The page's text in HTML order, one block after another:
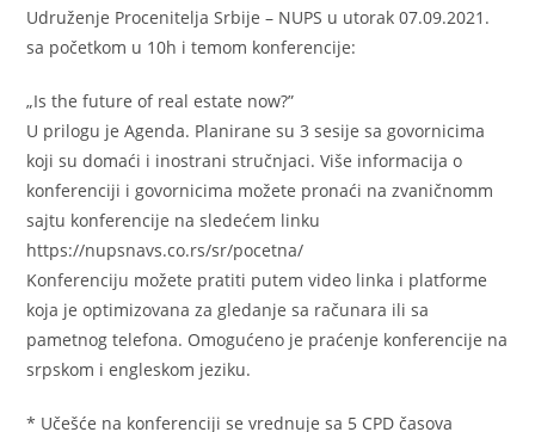
Udruženje Procenitelja Srbije – NUPS u utorak 07.09.2021.
sa početkom u 10h i temom konferencije:
„Is the future of real estate now?”
U prilogu je Agenda. Planirane su 3 sesije sa govornicima
koji su domaći i inostrani stručnjaci. Više informacija o
konferenciji i govornicima možete pronaći na zvaničnomm
sajtu konferencije na sledećem linku
https://nupsnavs.co.rs/sr/pocetna/
Konferenciju možete pratiti putem video linka i platforme
koja je optimizovana za gledanje sa računara ili sa
pametnog telefona. Omogućeno je praćenje konferencije na
srpskom i engleskom jeziku.
* Učešće na konferenciji se vrednuje sa 5 CPD časova